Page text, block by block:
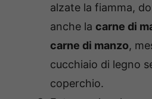
alzate la fiamma,
anche la carne di
carne di manzo,
cucchiaio di legno
coperchio.